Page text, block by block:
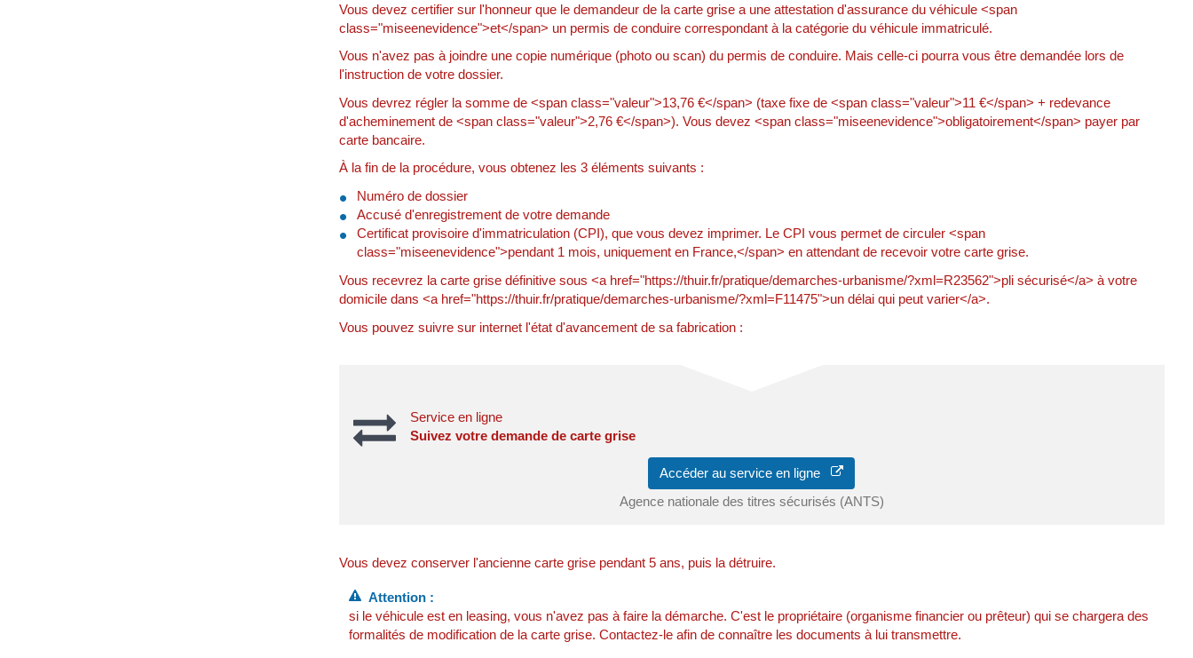
Vous devez certifier sur l'honneur que le demandeur de la carte grise a une attestation d'assurance du véhicule <span
class="miseenevidence">et</span> un permis de conduire correspondant à la catégorie du véhicule immatriculé.
Vous n'avez pas à joindre une copie numérique (photo ou scan) du permis de conduire. Mais celle-ci pourra vous être demandée lors de
l'instruction de votre dossier.
Vous devrez régler la somme de <span class="valeur">13,76 €</span> (taxe fixe de <span class="valeur">11 €</span> + redevance
d'acheminement de <span class="valeur">2,76 €</span>). Vous devez <span class="miseenevidence">obligatoirement</span> payer par
carte bancaire.
À la fin de la procédure, vous obtenez les 3 éléments suivants :
Numéro de dossier
Accusé d'enregistrement de votre demande
Certificat provisoire d'immatriculation (CPI), que vous devez imprimer. Le CPI vous permet de circuler <span
class="miseenevidence">pendant 1 mois, uniquement en France,</span> en attendant de recevoir votre carte grise.
Vous recevrez la carte grise définitive sous <a href="https://thuir.fr/pratique/demarches-urbanisme/?xml=R23562">pli sécurisé</a> à votre
domicile dans <a href="https://thuir.fr/pratique/demarches-urbanisme/?xml=F11475">un délai qui peut varier</a>.
Vous pouvez suivre sur internet l'état d'avancement de sa fabrication :
Service en ligne
Suivez votre demande de carte grise
Accéder au service en ligne
Agence nationale des titres sécurisés (ANTS)
Vous devez conserver l'ancienne carte grise pendant 5 ans, puis la détruire.
Attention :
si le véhicule est en leasing, vous n'avez pas à faire la démarche. C'est le propriétaire (organisme financier ou prêteur) qui se chargera des
formalités de modification de la carte grise. Contactez-le afin de connaître les documents à lui transmettre.